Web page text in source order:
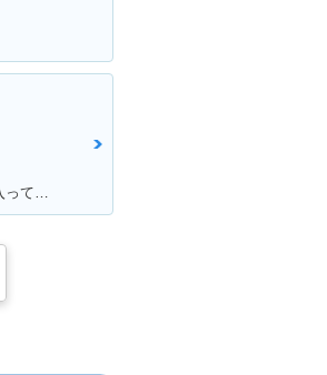
満足ポイント:アンコ抜きしていい感じ！！色・見た目も気に入っています！！！